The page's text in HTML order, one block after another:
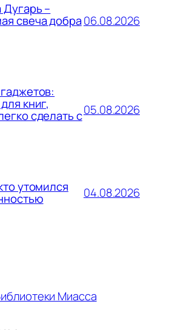
–
свеча добра06.08.2026
книг,
сделать с05.08.2026
утомился 04.08.2026
Миасса